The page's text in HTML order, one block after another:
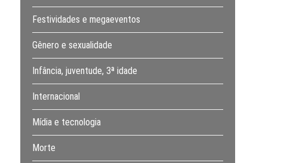
Festividades e megaeventos
Gênero e sexualidade
Infância, juventude, 3ª idade
Internacional
Mídia e tecnologia
Morte